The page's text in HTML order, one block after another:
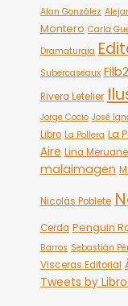
Alan González
Montero Carla
Dramaturgia
Subercaseaux
Rivera Letelier
Jorge Cocio José
Libro La Pollera La
Aire Lina Meruane
malaimagen
Nicolás Poblete
Cerda Penguin
Barros Sebastián
Visceras Editorial
Tweets by